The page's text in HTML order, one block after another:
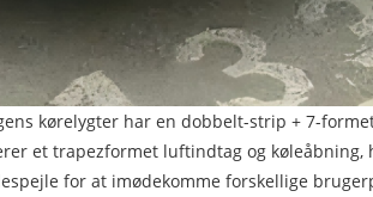
kørelygter har en dobbelt-strip + 7-
et trapezformet luftindtag og køleåbning,
for at imødekomme forskellige